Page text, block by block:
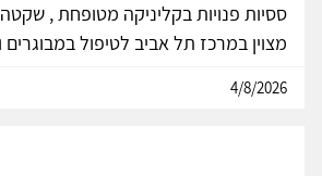
ססיות פנויות בקליניקה מטופחת ,
מצוין במרכז תל אביב לטיפול
4/8/2026